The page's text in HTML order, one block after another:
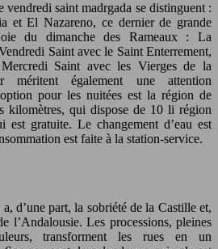
vendredi saint madrgada se distinguent :
et El Nazareno, ce dernier de grande
du dimanche des Rameaux : La
Saint avec le Saint Enterrement,
Saint avec les Vierges de la
également une attention
pour les nuitées est la région de
kilomètres, qui dispose de 10 li région
est gratuite. Le changement d’eau est
est faite à la station-service.
d’une part, la sobriété de la Castille et,
l’Andalousie. Les processions, pleines
transforment les rues en un